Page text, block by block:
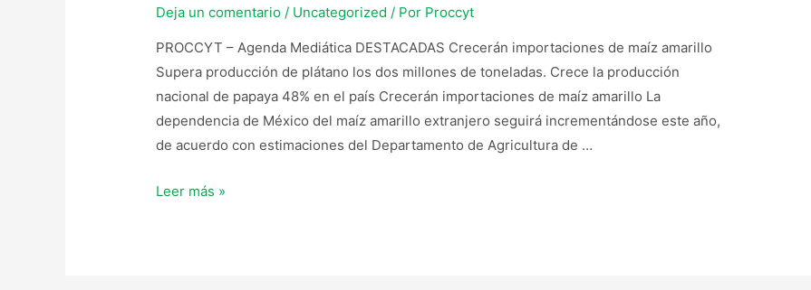
Deja un comentario / Uncategorized / Por Proccyt
PROCCYT – Agenda Mediática DESTACADAS Crecerán importaciones de maíz amarillo
Supera producción de plátano los dos millones de toneladas. Crece la producción
nacional de papaya 48% en el país Crecerán importaciones de maíz amarillo La
dependencia de México del maíz amarillo extranjero seguirá incrementándose este año,
de acuerdo con estimaciones del Departamento de Agricultura de …
Leer más »